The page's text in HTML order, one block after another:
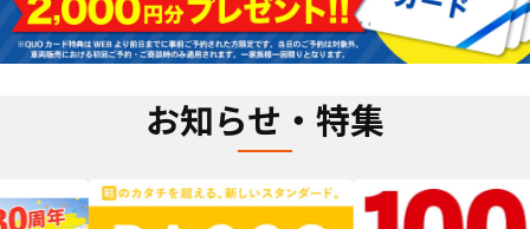
お知らせ・特集